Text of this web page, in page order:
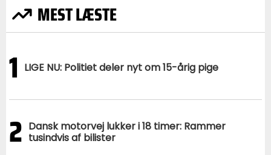
MEST LÆSTE
1 LIGE NU: Politiet deler nyt om 15-årig pige
2 Dansk motorvej lukker i 18 timer: Rammer
tusindvis af bilister